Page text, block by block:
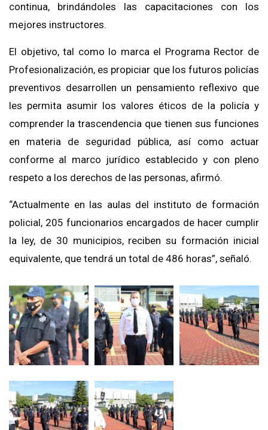
continua, brindándoles las capacitaciones con los
mejores instructores.
El objetivo, tal como lo marca el Programa Rector de
Profesionalización, es propiciar que los futuros policías
preventivos desarrollen un pensamiento reflexivo que
les permita asumir los valores éticos de la policía y
comprender la trascendencia que tienen sus funciones
en materia de seguridad pública, así como actuar
conforme al marco jurídico establecido y con pleno
respeto a los derechos de las personas, afirmó.
“Actualmente en las aulas del instituto de formación
policial, 205 funcionarios encargados de hacer cumplir
la ley, de 30 municipios, reciben su formación inicial
equivalente, que tendrá un total de 486 horas”, señaló.